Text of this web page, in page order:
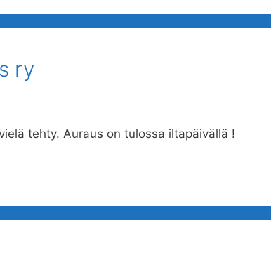
ry
tehty. Auraus on tulossa iltapäivällä !